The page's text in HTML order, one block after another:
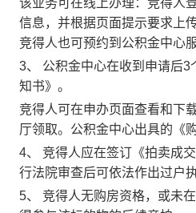
该业务可在线上办理：竞得人
信息，并根据页面提示要求上
竞得人也可预约到公积金中心
3、 公积金中心在收到申请后3
知书》。
竞得人可在申办页面查看和下
厅领取。公积金中心出具的《
4、 竞得人应在签订《拍卖成
行法院审查后可依法作出过户
5、 竞得人无购房资格，或未